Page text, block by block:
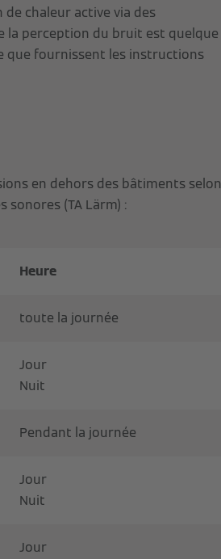
chaleur active via des
la perception du bruit est quelque
que fournissent les instructions
en dehors des bâtiments selon
(TA Lärm) :
Heure
toute la journée
Jour
Nuit
Pendant la journée
Jour
Nuit
Jour